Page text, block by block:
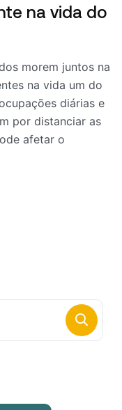
na vida do
morem juntos na
na vida um do
diárias e
por distanciar as
afetar o